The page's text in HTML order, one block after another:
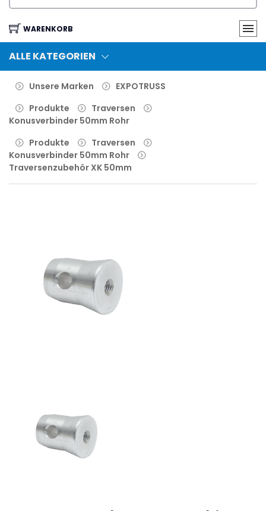
WARENKORB
ALLE KATEGORIEN
Unsere Marken
EXPOTRUSS
Produkte
Traversen
Konusverbinder 50mm Rohr
Produkte
Traversen
Konusverbinder 50mm Rohr
Traversenzubehör XK 50mm